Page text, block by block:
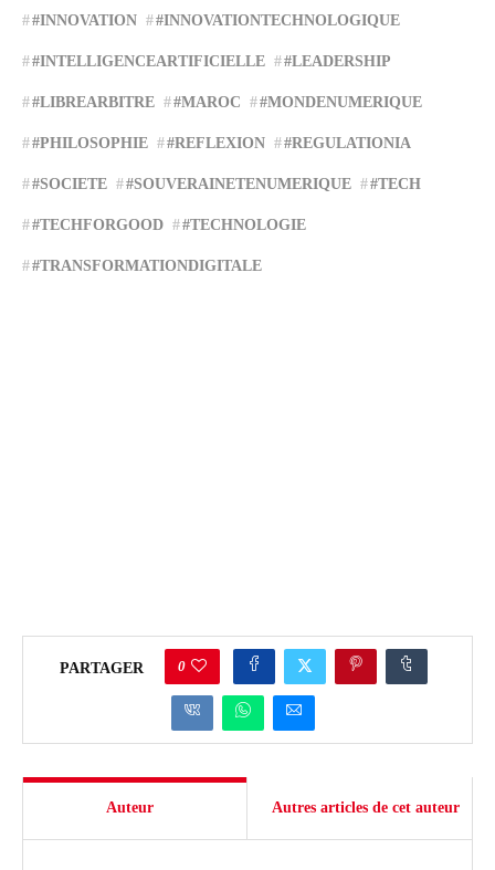
#INNOVATION #INNOVATIONTECHNOLOGIQUE
#INTELLIGENCEARTIFICIELLE #LEADERSHIP
#LIBREARBITRE #MAROC #MONDENUMERIQUE
#PHILOSOPHIE #REFLEXION #REGULATIONIA
#SOCIETE #SOUVERAINETENUMERIQUE #TECH
#TECHFORGOOD #TECHNOLOGIE
#TRANSFORMATIONDIGITALE
PARTAGER 0
Auteur Autres articles de cet auteur